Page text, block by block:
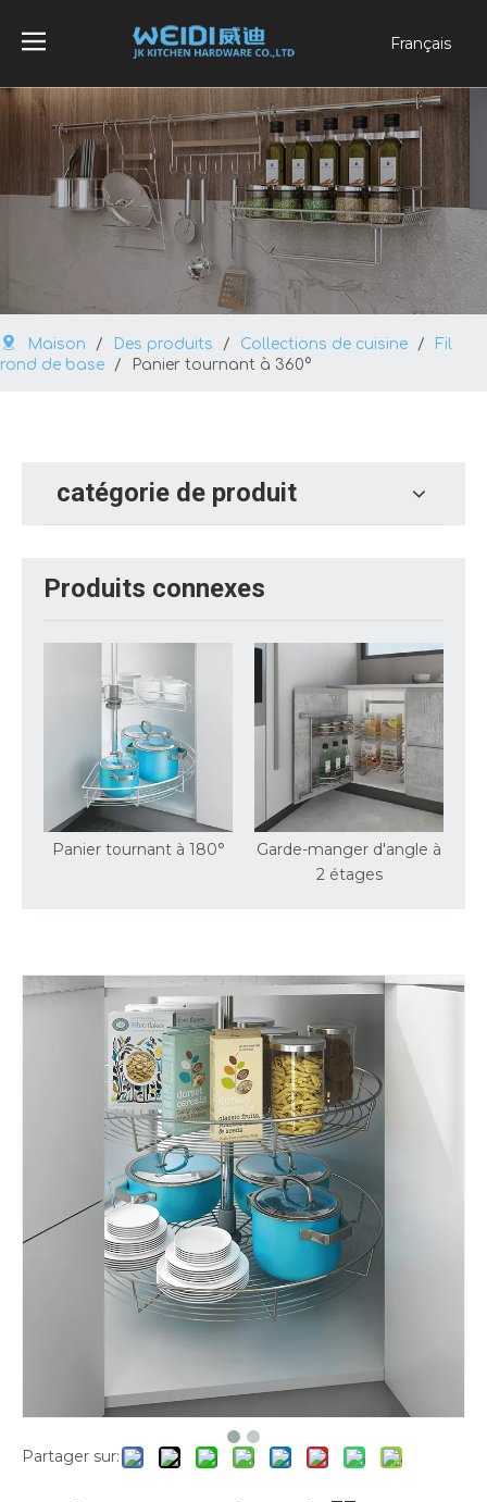
Français
العربية
Pусский
Español
Português
Maison / Des produits / Collections de cuisine /
Fil
rond de base
/ Panier tournant à 360°
catégorie de produit
Produits connexes
Panier tournant à 180°
Garde-manger d'angle à
2 étages
Partager sur: